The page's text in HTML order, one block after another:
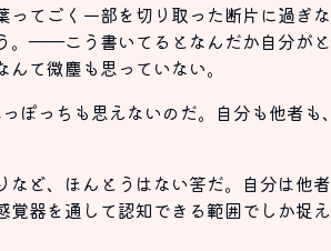
てごく一部を切り取った断片に過ぎな
。――こう書いてるとなんだか自分がと
て微塵も思っていない。
っちも思えないのだ。自分も他者も、
ど、ほんとうはない筈だ。自分は他者
器を通して認知できる範囲でしか捉え